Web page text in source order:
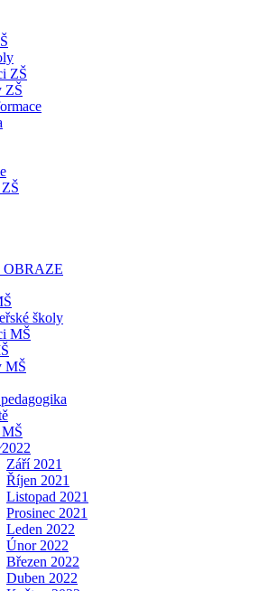
ZŠ
ZŠ
OBRAZE
školy
MŠ
MŠ
Září 2021
Říjen 2021
Listopad 2021
Prosinec 2021
Leden 2022
Únor 2022
Březen 2022
Duben 2022